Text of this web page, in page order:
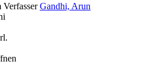
Verfasser Gandhi, Arun